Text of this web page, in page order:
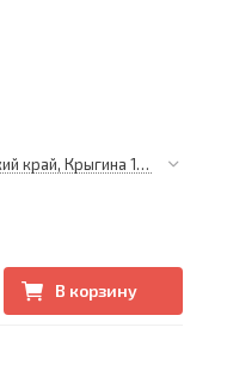
край, Крыгина 105
В корзину